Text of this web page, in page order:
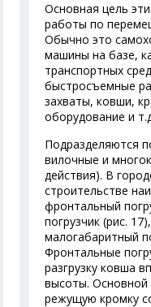
Основная цель
работы по
Обычно это
машины на базе,
транспортных
быстросъемные
захваты, ковши,
оборудование и
Подразделяются
вилочные и
действия). В
строительстве
фронтальный
погрузчик (рис.
малогабаритный
Фронтальные
разгрузку ковша
высоты.
режущую кромку